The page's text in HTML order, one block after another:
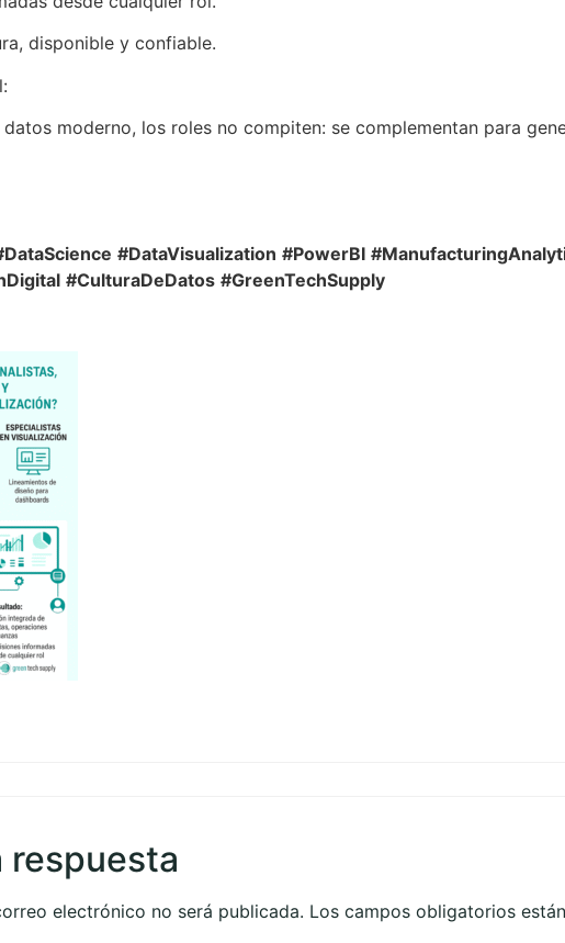
disponible y confiable.
moderno, los roles no compiten: se complementan para
#DataVisualization #PowerBI
#CulturaDeDatos #GreenTechSupply
respuesta
electrónico no será publicada. Los campos obligatorios